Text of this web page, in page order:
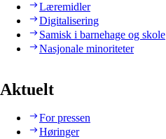
Læremidler
Digitalisering
Samisk i barnehage og skole
Nasjonale minoriteter
Aktuelt
For pressen
Høringer